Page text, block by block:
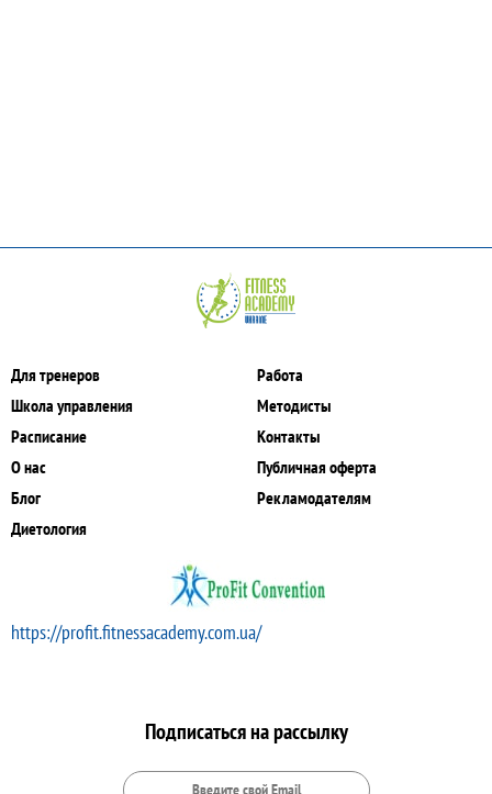
Для тренеров
Школа управления
Расписание
О нас
Блог
Диетология
Работа
Методисты
Контакты
Публичная оферта
Рекламодателям
https://profit.fitnessacademy.com.ua/
Подписаться на рассылку